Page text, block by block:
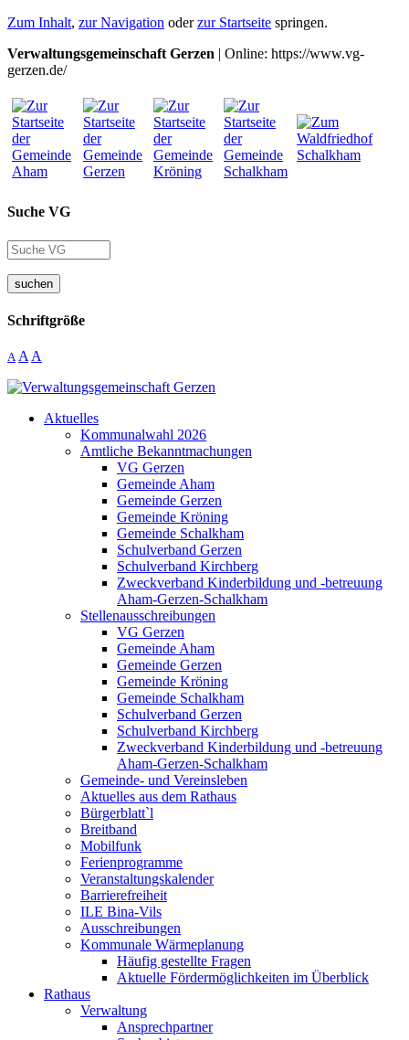
Zum Inhalt, zur Navigation oderzur Startseite springen.
Verwaltungsgemeinschaft Gerzen | Online: https://www.vg-
gerzen.de/
Suche VG
suchen
Schriftgröße
A A A
Aktuelles
Kommunalwahl 2026
Amtliche Bekanntmachungen
VG Gerzen
Gemeinde Aham
Gemeinde Gerzen
Gemeinde Kröning
Gemeinde Schalkham
Schulverband Gerzen
Schulverband Kirchberg
Zweckverband Kinderbildung und -betreuung
Aham-Gerzen-Schalkham
Stellenausschreibungen
VG Gerzen
Gemeinde Aham
Gemeinde Gerzen
Gemeinde Kröning
Gemeinde Schalkham
Schulverband Gerzen
Schulverband Kirchberg
Zweckverband Kinderbildung und -betreuung
Aham-Gerzen-Schalkham
Gemeinde- und Vereinsleben
Aktuelles aus dem Rathaus
Bürgerblatt`l
Breitband
Mobilfunk
Ferienprogramme
Veranstaltungskalender
Barrierefreiheit
ILE Bina-Vils
Ausschreibungen
Kommunale Wärmeplanung
Häufig gestellte Fragen
Aktuelle Fördermöglichkeiten im Überblick
Rathaus
Verwaltung
Ansprechpartner